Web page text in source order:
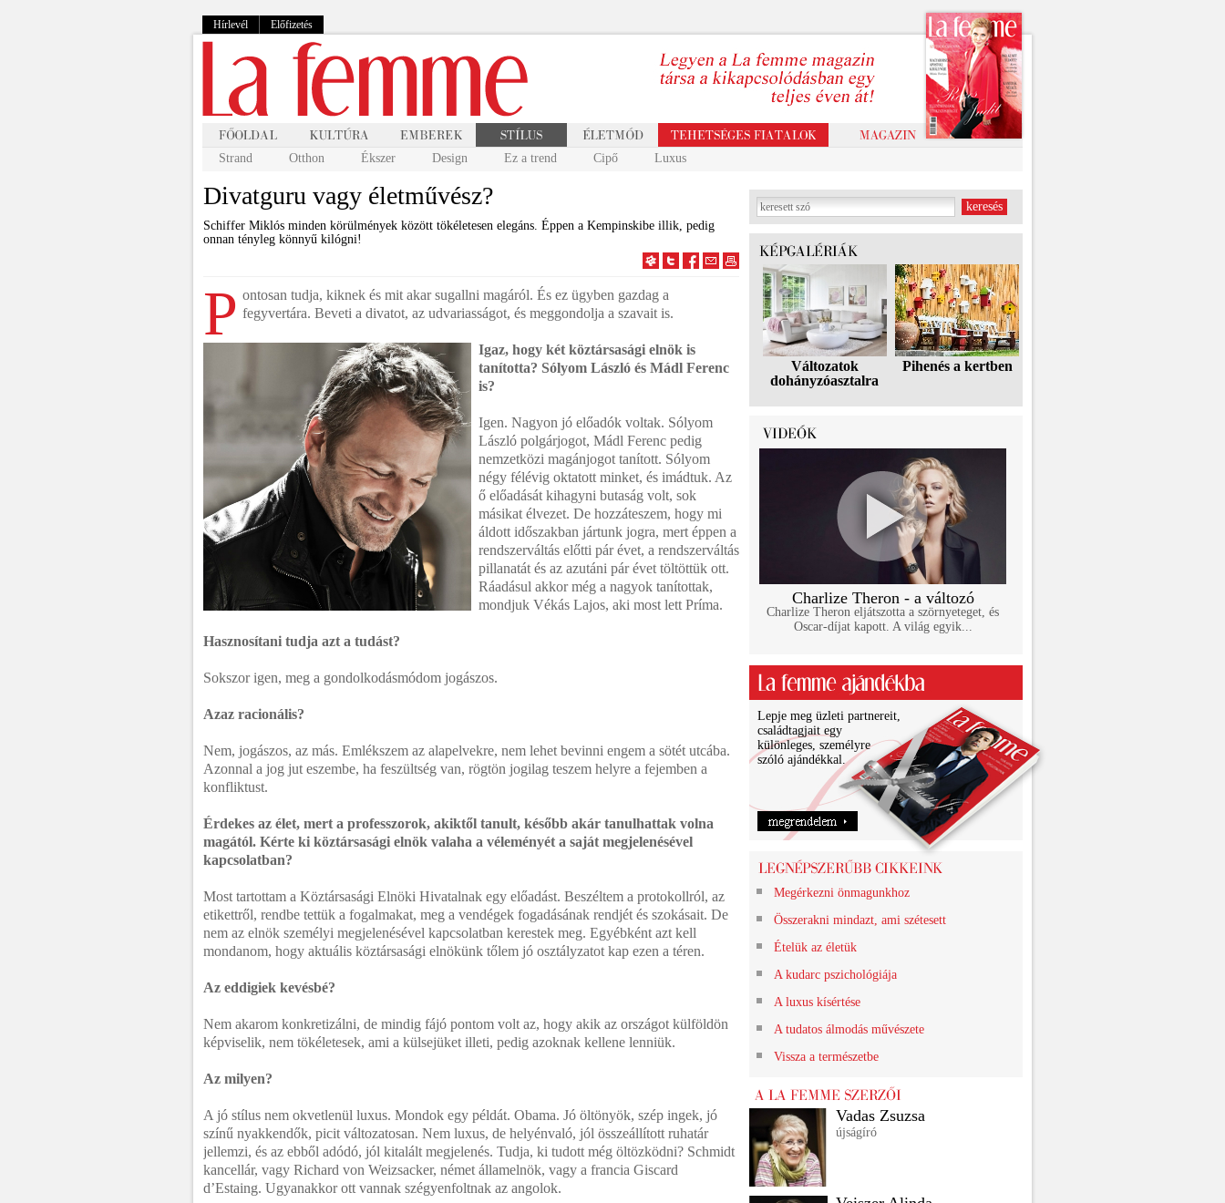
Hírlevél Előfizetés
Strand Otthon Ékszer Design Ez a trend Cipő Luxus
Divatguru vagy életművész?
Schiffer Miklós minden körülmények között tökéletesen elegáns. Éppen a Kempinskibe illik, pedig
onnan tényleg könnyű kilógni!
P ontosan tudja, kiknek és mit akar sugallni magáról. És ez ügyben gazdag a
fegyvertára. Beveti a divatot, az udvariasságot, és meggondolja a szavait is.
Igaz, hogy két köztársasági elnök is
tanította? Sólyom László és Mádl Ferenc
is?
Igen. Nagyon jó előadók voltak. Sólyom
László polgárjogot, Mádl Ferenc pedig
nemzetközi magánjogot tanított. Sólyom
négy félévig oktatott minket, és imádtuk. Az
ő előadását kihagyni butaság volt, sok
másikat élvezet. De hozzáteszem, hogy mi
áldott időszakban jártunk jogra, mert éppen a
rendszerváltás előtti pár évet, a rendszerváltás
pillanatát és az azutáni pár évet töltöttük ott.
Ráadásul akkor még a nagyok tanítottak,
mondjuk Vékás Lajos, aki most lett Príma.
Hasznosítani tudja azt a tudást?
Sokszor igen, meg a gondolkodásmódom jogászos.
Azaz racionális?
Nem, jogászos, az más. Emlékszem az alapelvekre, nem lehet bevinni engem a sötét utcába.
Azonnal a jog jut eszembe, ha feszültség van, rögtön jogilag teszem helyre a fejemben a
konfliktust.
Érdekes az élet, mert a professzorok, akiktől tanult, később akár tanulhattak volna
magától. Kérte ki köztársasági elnök valaha a véleményét a saját megjelenésével
kapcsolatban?
Most tartottam a Köztársasági Elnöki Hivatalnak egy előadást. Beszéltem a protokollról, az
etikettről, rendbe tettük a fogalmakat, meg a vendégek fogadásának rendjét és szokásait. De
nem az elnök személyi megjelenésével kapcsolatban kerestek meg. Egyébként azt kell
mondanom, hogy aktuális köztársasági elnökünk tőlem jó osztályzatot kap ezen a téren.
Az eddigiek kevésbé?
Nem akarom konkretizálni, de mindig fájó pontom volt az, hogy akik az országot külföldön
képviselik, nem tökéletesek, ami a külsejüket illeti, pedig azoknak kellene lenniük.
Az milyen?
A jó stílus nem okvetlenül luxus. Mondok egy példát. Obama. Jó öltönyök, szép ingek, jó
színű nyakkendők, picit változatosan. Nem luxus, de helyénvaló, jól összeállított ruhatár
jellemzi, és az ebből adódó, jól kitalált megjelenés. Tudja, ki tudott még öltözködni? Schmidt
kancellár, vagy Richard von Weizsacker, német államelnök, vagy a francia Giscard
d’Estaing. Ugyanakkor ott vannak szégyenfoltnak az angolok.
Változatok
dohányzóasztalra
Pihenés a kertben
Charlize Theron - a változó
Charlize Theron eljátszotta a szörnyeteget, és
Oscar-díjat kapott. A világ egyik...
Lepje meg üzleti partnereit,
családtagjait egy
különleges, személyre
szóló ajándékkal.
Megérkezni önmagunkhoz
Összerakni mindazt, ami szétesett
Ételük az életük
A kudarc pszichológiája
A luxus kísértése
A tudatos álmodás művészete
Vissza a természetbe
Vadas Zsuzsa
újságíró